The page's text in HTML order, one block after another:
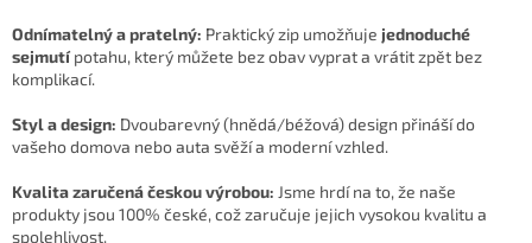
Odnímatelný a pratelný: Praktický zip umožňuje jednoduché
sejmutípotahu, který můžete bez obav vyprat a vrátit zpět bez
komplikací.
Styl a design: Dvoubarevný (hnědá/béžová) design přináší do
vašeho domova nebo auta svěží a moderní vzhled.
Kvalita zaručená českou výrobou: Jsme hrdí na to, že naše
produkty jsou 100% české, což zaručuje jejich vysokou kvalitu a
spolehlivost.